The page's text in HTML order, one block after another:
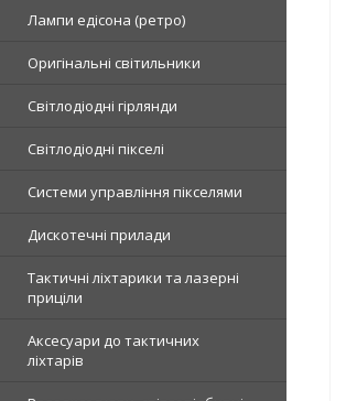
Лампи едісона (ретро)
Оригінальні світильники
Світлодіодні гірлянди
Світлодіодні пікселі
Системи управління пікселями
Дискотечні прилади
Тактичні ліхтарики та лазерні
приціли
Аксесуари до тактичних
ліхтарів